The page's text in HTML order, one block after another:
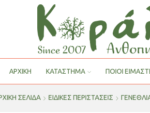
ΑΡΧΙΚΗ ΚΑΤΑΣΤΗΜΑ ΠΟΙΟΙ
ΣΕΛΊΔΑ ΕΙΔΙΚΕΣ ΠΕΡΙΣΤΑΣΕΙΣ